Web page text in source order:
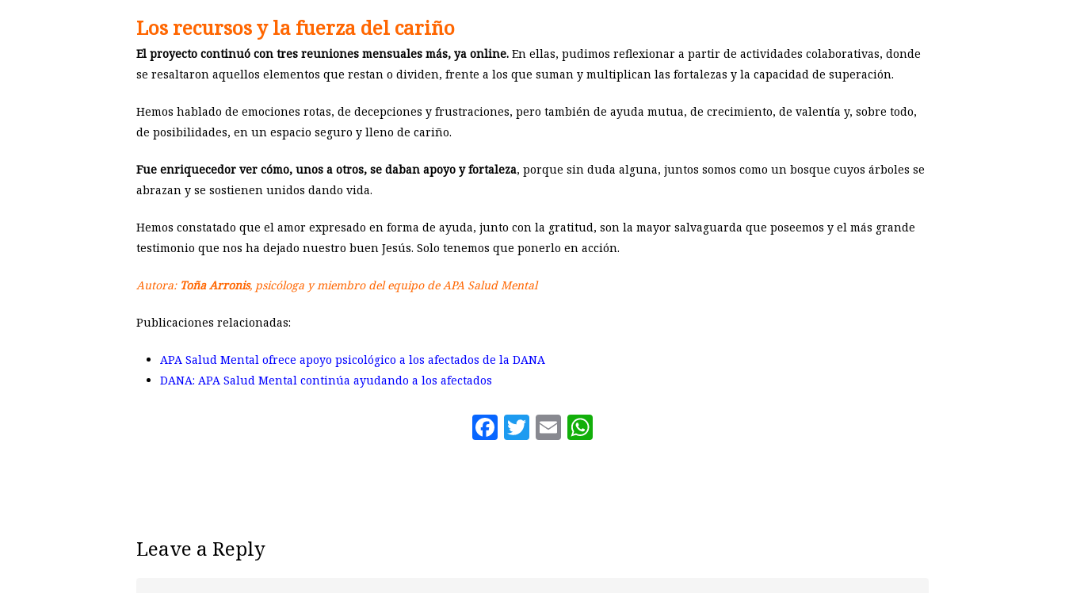
Los recursos y la fuerza del cariño
El proyecto continuó con tres reuniones mensuales más, ya online. En ellas, pudimos reflexionar a partir de actividades colaborativas, donde
se resaltaron aquellos elementos que restan o dividen, frente a los que suman y multiplican las fortalezas y la capacidad de superación.
Hemos hablado de emociones rotas, de decepciones y frustraciones, pero también de ayuda mutua, de crecimiento, de valentía y, sobre todo,
de posibilidades, en un espacio seguro y lleno de cariño.
Fue enriquecedor ver cómo, unos a otros, se daban apoyo y fortaleza, porque sin duda alguna, juntos somos como un bosque cuyos árboles se
abrazan y se sostienen unidos dando vida.
Hemos constatado que el amor expresado en forma de ayuda, junto con la gratitud, son la mayor salvaguarda que poseemos y el más grande
testimonio que nos ha dejado nuestro buen Jesús. Solo tenemos que ponerlo en acción.
Autora: Toña Arronis, psicóloga y miembro del equipo de APA Salud Mental
Publicaciones relacionadas:
APA Salud Mental ofrece apoyo psicológico a los afectados de la DANA
DANA: APA Salud Mental continúa ayudando a los afectados
Facebook
Twitter
Email
Leave a Reply